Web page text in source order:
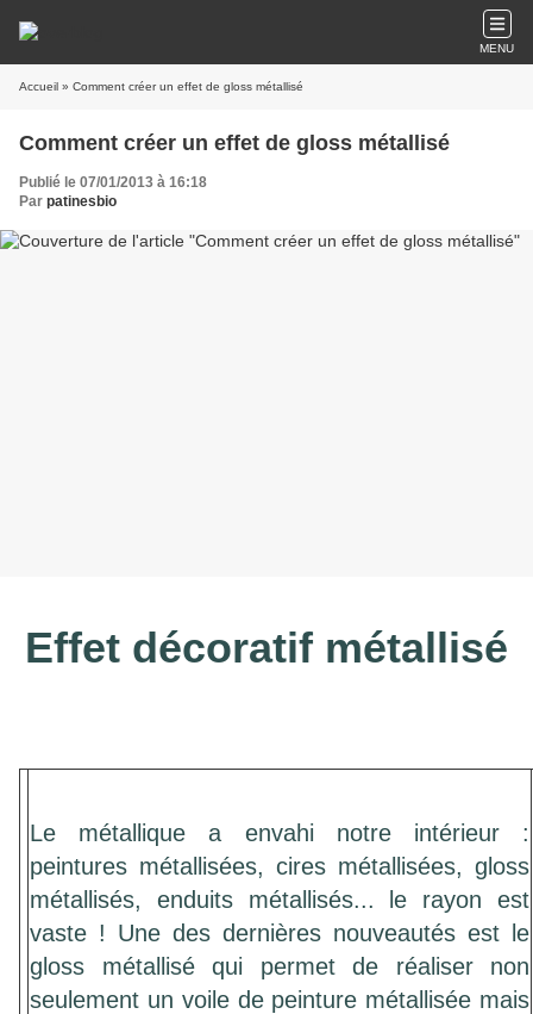
MENU
Accueil » Comment créer un effet de gloss métallisé
Comment créer un effet de gloss métallisé
Publié le 07/01/2013 à 16:18
Par patinesbio
Effet décoratif métallisé
Le métallique a envahi notre intérieur :
peintures métallisées, cires métallisées, gloss
métallisés, enduits métallisés... le rayon est
vaste ! Une des dernières nouveautés est le
gloss métallisé qui permet de réaliser non
seulement un voile de peinture métallisée mais